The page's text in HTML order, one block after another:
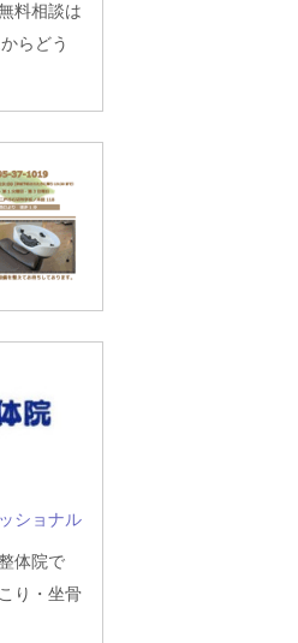
料相談は
からどう
ショナル
体院で
り・坐骨